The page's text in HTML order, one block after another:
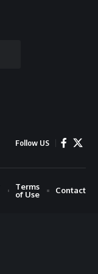
Follow US
Terms
of Use
Contact